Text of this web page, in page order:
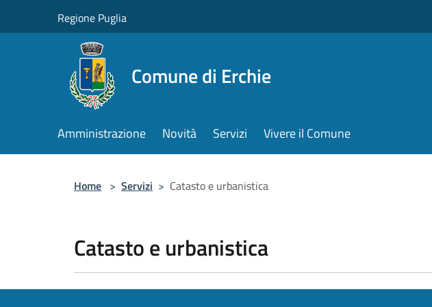
Regione Puglia
Comune di Erchie
Amministrazione Novità Servizi Vivere il Comune
Home > Servizi > Catasto e urbanistica
Catasto e urbanistica